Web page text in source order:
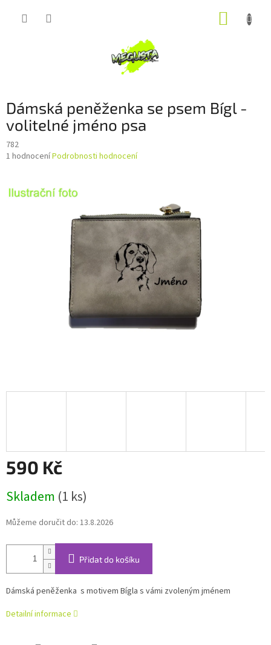
Dámská peněženka se psem Bígl -
volitelné jméno psa
782
Průměrné
je
1 hodnoceníPodrobnosti hodnocení
590 Kč
cena:
Skladem (1 ks)
Můžeme doručit do: 13.8.2026
Přidat do košíku
Dámská peněženka s motivem Bígla s vámi zvoleným jménem
Detailní informace